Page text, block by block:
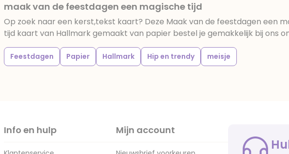
maak van de feestdagen een magische tijd
Op zoek naar een kerst,tekst kaart? Deze Maak van de feestdagen een
tijd kaart van Hallmark gemaakt van papier bestel je gemakkelijk bij ons
Feestdagen Papier Hallmark Hip en trendy meisje
Info en hulp Mijn account